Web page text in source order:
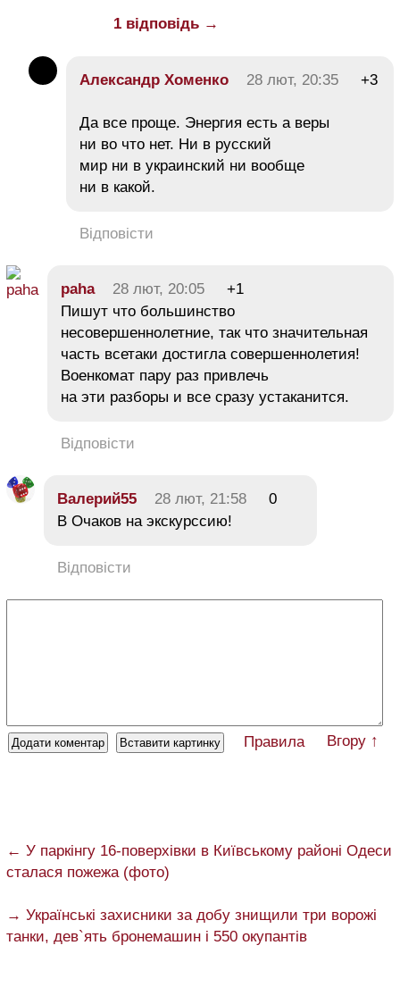
1 відповідь →
Александр Хоменко 28 лют, 20:35 +3
Да все проще. Энергия есть а веры
ни во что нет. Ни в русский
мир ни в украинский ни вообще
ни в какой.
Відповісти
paha 28 лют, 20:05
+1
Пишут что большинство
несовершеннолетние, так что значительная
часть всетаки достигла совершеннолетия!
Военкомат пару раз привлечь
на эти разборы и все сразу устаканится.
Відповісти
Валерий55 28 лют, 21:58
0
В Очаков на экскурссию!
Відповісти
Правила Вгору ↑
← У паркінгу 16-поверхівки в Київському районі Одеси
сталася пожежа (фото)
→ Українські захисники за добу знищили три ворожі
танки, дев`ять бронемашин і 550 окупантів